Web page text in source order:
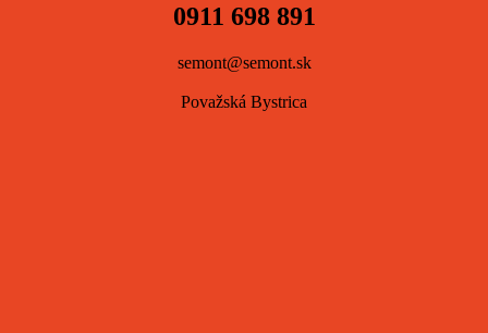
0911 698 891
semont@semont.sk
Považská Bystrica